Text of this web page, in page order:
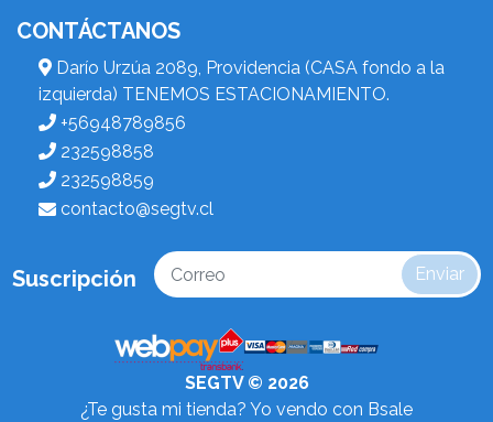
CONTÁCTANOS
Darío Urzúa 2089, Providencia (CASA fondo a la
izquierda) TENEMOS ESTACIONAMIENTO.
+56948789856
232598858
232598859
contacto@segtv.cl
Suscripción Enviar
SEGTV © 2026
¿Te gusta mi tienda? Yo vendo con Bsale